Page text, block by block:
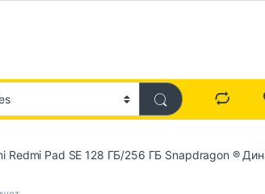
Redmi Pad SE 128 ГБ/256 ГБ Snapdragon ®